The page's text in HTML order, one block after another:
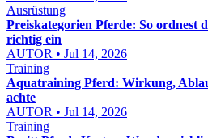
Ausrüstung
Preiskategorien Pferde: So ordnest
richtig ein
AUTOR • Jul 14, 2026
Training
Aquatraining Pferd: Wirkung,
achte
AUTOR • Jul 14, 2026
Training